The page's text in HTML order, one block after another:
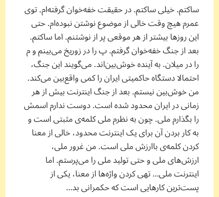
ساکتم. خیلی ساکتم. در حقیقت خفه‌خوان گرفته‌ام. توی
عمرم هیچ وقت خالی از موضوع نوشتن نبوده‌ام. حتی
این روزها بیشتر از هر موقعی پر از نوشتنم. اما ساکتم.
بعد از جنگ خفه‌خوان گرفتم. پ را در زوریخ می‌بینم و م
را در میلان. به آینده خوش‌بین‌اند. می‌گویند این جنگ،
احتمالا دستگاه حاکمیتی ایران را کمی واقع‌بین می‌کند.
من خوش‌بین نیستم. بعد از جنگ اینترنت بیش از هر
زمانی در ایران محدود شده است. دوست ندارم اسمش
را بگذارم ملی. چون به نظرم ملی کلمه‌ی مثبتی است و
به کار بردن آن برای یک اینترنت محدود، خالی از معنا
کردن کلمه‌ی باارزش ملی است. من غرور ملی،
ارزش‌های ملی و حتی تولید ملی را می‌پرستم. اما
اینترنت ملی… تهی کردن واژه‌ها از معنا، یکی از
پست‌ترین کارهایی است که حکمرانی بد…